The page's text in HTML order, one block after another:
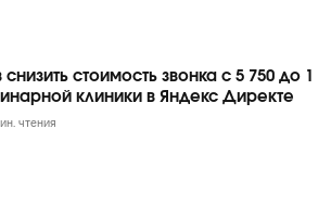
стоимость звонка с 5 750 до 1
клиники в Яндекс Директе
чтения